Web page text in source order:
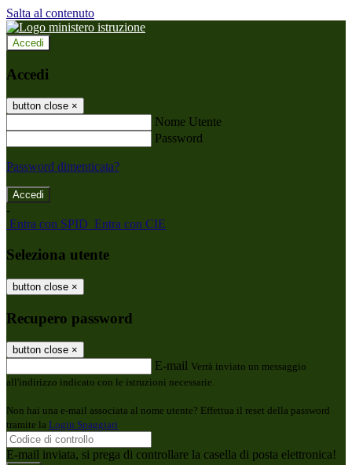
Salta al contenuto
Accedi
Accedi
button close ×
Nome Utente
Password
Password dimenticata?
-
Entra con SPID Entra con CIE
Seleziona utente
button close ×
Recupero password
button close ×
E-mail Verrà inviato un messaggio
all'indirizzo indicato con le istruzioni necessarie.
Non hai una e-mail associata al nome utente? Effettua il reset della password
tramite la Login Spaggiari
E-mail inviata, si prega di controllare la casella di posta elettronica!